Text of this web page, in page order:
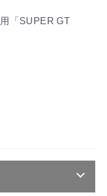
「SUPER GT